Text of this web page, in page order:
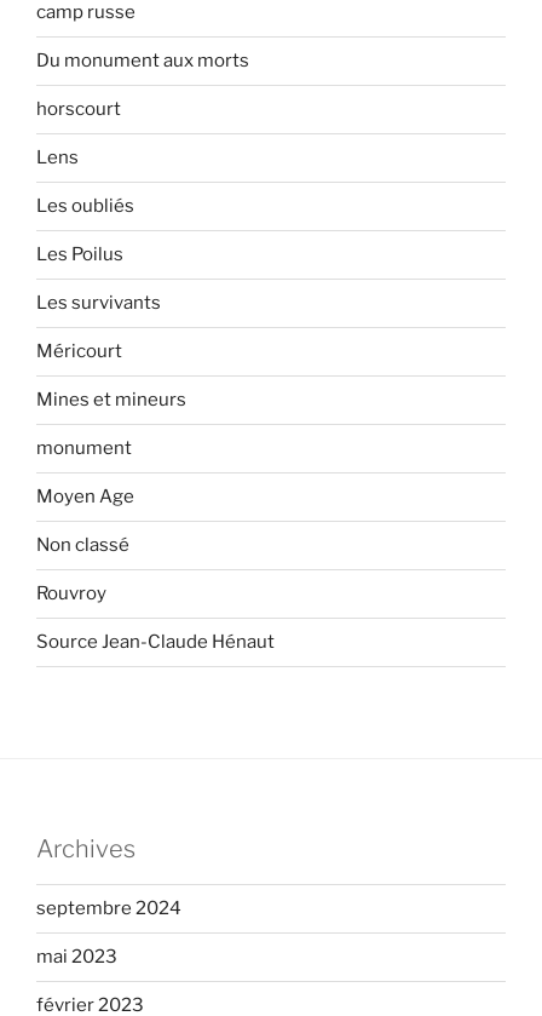
camp russe
Du monument aux morts
horscourt
Lens
Les oubliés
Les Poilus
Les survivants
Méricourt
Mines et mineurs
monument
Moyen Age
Non classé
Rouvroy
Source Jean-Claude Hénaut
Archives
septembre 2024
mai 2023
février 2023